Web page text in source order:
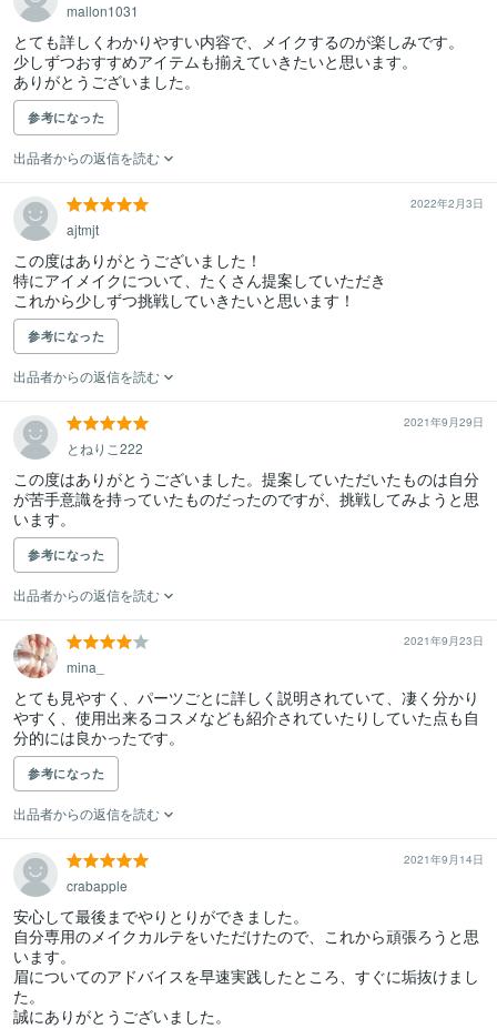
mallon1031
とても詳しくわかりやすい内容で、メイクするのが楽しみです。
少しずつおすすめアイテムも揃えていきたいと思います。
ありがとうございました。
参考になった
出品者からの返信を読む
2022年2月3日
ajtmjt
この度はありがとうございました！
特にアイメイクについて、たくさん提案していただき
これから少しずつ挑戦していきたいと思います！
参考になった
出品者からの返信を読む
2021年9月29日
とねりこ222
この度はありがとうございました。提案していただいたものは自分
が苦手意識を持っていたものだったのですが、挑戦してみようと思
います。
参考になった
出品者からの返信を読む
2021年9月23日
mina_
とても見やすく、パーツごとに詳しく説明されていて、凄く分かり
やすく、使用出来るコスメなども紹介されていたりしていた点も自
参考になった
出品者からの返信を読む
2021年9月14日
crabapple
安心して最後までやりとりができました。
自分専用のメイクカルテをいただけたので、これから頑張ろうと思
います。
眉についてのアドバイスを早速実践したところ、すぐに垢抜けまし
た。
誠にありがとうございました。